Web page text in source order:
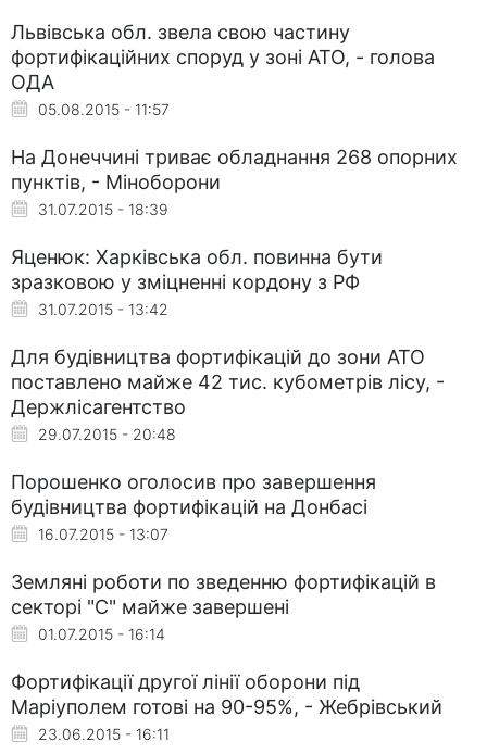
Львівська обл. звела свою частину
фортифікаційних споруд у зоні АТО, - голова
ОДА
05.08.2015 - 11:57
На Донеччині триває обладнання 268 опорних
пунктів, - Міноборони
31.07.2015 - 18:39
Яценюк: Харківська обл. повинна бути
зразковою у зміцненні кордону з РФ
31.07.2015 - 13:42
Для будівництва фортифікацій до зони АТО
поставлено майже 42 тис. кубометрів лісу, -
Держлісагентство
29.07.2015 - 20:48
Порошенко оголосив про завершення
будівництва фортифікацій на Донбасі
16.07.2015 - 13:07
Земляні роботи по зведенню фортифікацій в
секторі "С" майже завершені
01.07.2015 - 16:14
Фортифікації другої лінії оборони під
Маріуполем готові на 90-95%, - Жебрівський
23.06.2015 - 16:11